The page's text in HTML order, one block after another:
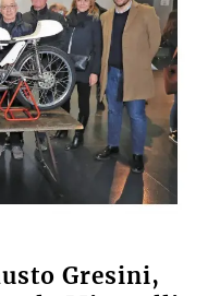
Gresini,